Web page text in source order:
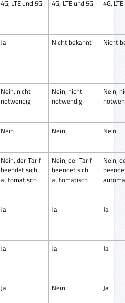
4G, LTE und 5G 4G, LTE und 5G 4G,
Ja Nicht bekannt Nicht
Nein, nicht
notwendig
Nein, nicht
notwendig
Nein,
Nein Nein Nein
Nein, der Tarif
beendet sich
automatisch
Nein, der Tarif
beendet sich
automatisch
Nein,
Ja Ja Ja
Ja Ja Ja
Ja Nein Ja